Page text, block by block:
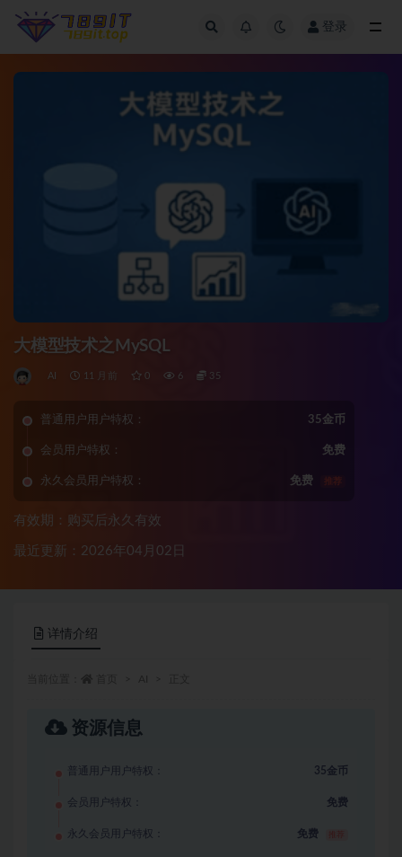
登录
大模型技术之MySQL
AI 11 月前 0 6 35
普通用户用户特权： 35金币
会员用户特权： 免费
永久会员用户特权： 免费 推荐
有效期：购买后永久有效
最近更新：2026年04月02日
详情介绍
资源信息
普通用户用户特权： 35金币
会员用户特权： 免费
永久会员用户特权： 免费